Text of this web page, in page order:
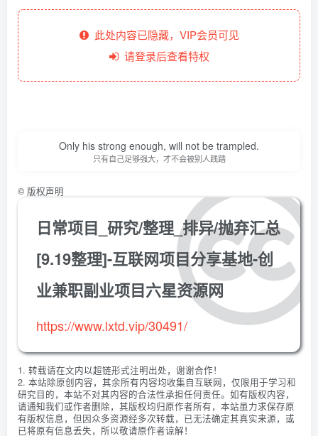
此处内容已隐藏，VIP会员可见
请登录后查看特权
Only his strong enough, will not be trampled.
只有自己足够强大，才不会被别人践踏
© 版权声明
日常项目_研究/整理_排异/抛弃汇总
[9.19整理]-互联网项目分享基地-创
业兼职副业项目六星资源网
https://www.lxtd.vip/30491/
1. 转载请在文内以超链形式注明出处，谢谢合作！
2. 本站除原创内容，其余所有内容均收集自互联网，仅限用于学习和
研究目的，本站不对其内容的合法性承担任何责任。如有版权内容，
请通知我们或作者删除，其版权均归原作者所有，本站虽力求保存原
有版权信息，但因众多资源经多次转载，已无法确定其真实来源，或
已将原有信息丢失，所以敬请原作者谅解！